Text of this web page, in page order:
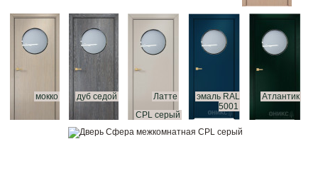
мокко дуб седой Латте
эмаль RAL
5001
Атлантик
CPL серый